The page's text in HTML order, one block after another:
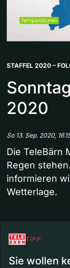
STAFFEL 2020 –
2020
So 13. Sep. 2020,
Die TeleBärn
Regen
informieren
Wetterlage.
TIPP
Sie wollen